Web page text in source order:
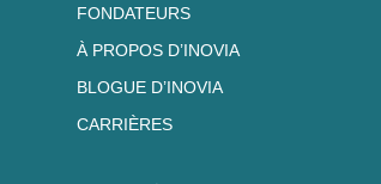
FONDATEURS
À PROPOS D’INOVIA
BLOGUE D’INOVIA
CARRIÈRES